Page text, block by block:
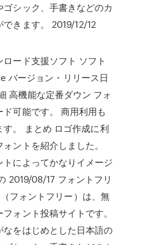
シック、手書きなどのカ
きます。 2019/12/12
ード支援ソフト ソフト
バージョン・リリース日
高機能な定番ダウン フォ
可能です。 商用利用も
。 まとめ ロゴ作成に利
ントを紹介しました。
によってかなりイメージ
2019/08/17 フォントフリ
フォントフリー）は、無
ォント投稿サイトです。
をはじめとした日本語の